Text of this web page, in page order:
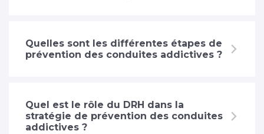
Quelles sont les différentes étapes de
prévention des conduites addictives ?
Quel est le rôle du DRH dans la
stratégie de prévention des conduites
addictives ?